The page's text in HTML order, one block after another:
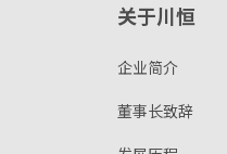
关于川恒
企业简介
董事长致辞